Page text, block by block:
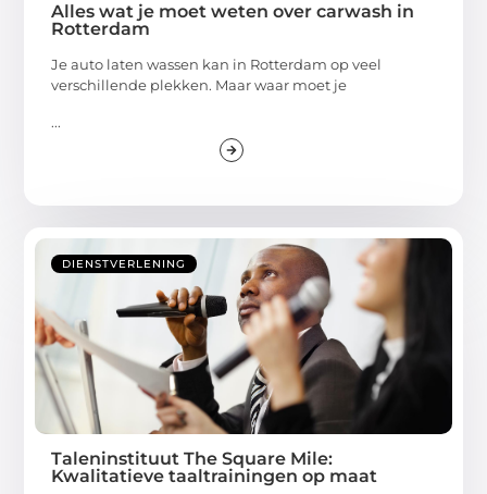
Alles wat je moet weten over carwash in
Rotterdam
Je auto laten wassen kan in Rotterdam op veel
verschillende plekken. Maar waar moet je
...
DIENSTVERLENING
Taleninstituut The Square Mile:
Kwalitatieve taaltrainingen op maat